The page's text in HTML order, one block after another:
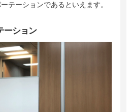
テーションであるといえます。
ーション